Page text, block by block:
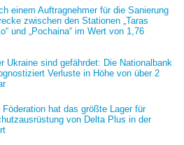
einem Auftragnehmer für die Sanierung
zwischen den Stationen „Taras
und „Pochaina“ im Wert von 1,76
Ukraine sind gefährdet: Die Nationalbank
Verluste in Höhe von über 2
hat das größte Lager für
von Delta Plus in der